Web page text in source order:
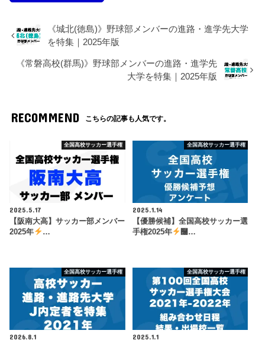
《城北(徳島)》野球部メンバーの進路・進学先大学
を特集｜2025年版
《常磐高校(群馬)》野球部メンバーの進路・進学先
大学を特集｜2025年版
RECOMMEND こちらの記事も人気です。
全国高校サッカー選手権
2025.5.17
【阪南大高】サッカー部メンバー
2025年
…
全国高校サッカー選手権
2025.1.14
【優勝候補】全国高校サッカー選
手権2025年
࿠…
全国高校サッカー選手権
2026.8.1
全国高校サッカー選手権
2025.1.1